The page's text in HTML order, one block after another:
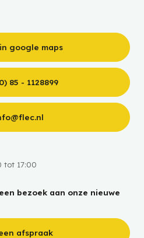
google maps
85 - 1128899
17:00
bezoek aan onze nieuwe
afspraak